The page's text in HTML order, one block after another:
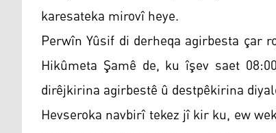
karesateka mirovî heye.
Perwîn Yûsif di derheqa agirbesta çar
Hikûmeta Şamê de, ku îşev saet
dirêjkirina agirbestê û destpêkirina
Hevseroka navbirî tekez jî kir ku, ew